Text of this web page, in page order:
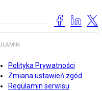
Polityka Prywatności
Zmiana ustawień zgód
Regulamin serwisu